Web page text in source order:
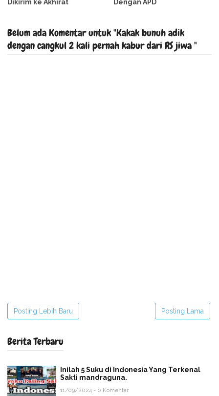
Dikirim ke Akhirat
Dengan APD
Belum ada Komentar untuk "Kakak bunuh adik
dengan cangkul 2 kali pernah kabur dari RS jiwa "
Posting Lebih Baru Posting Lama
Berita Terbaru
Inilah 5 Suku di Indonesia Yang Terkenal
Sakti mandraguna.
11/09/2024 - 0 Komentar